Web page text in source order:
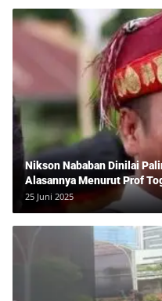
Nikson Nababan Dinilai
Alasannya Menurut Prof
25 Juni 2025